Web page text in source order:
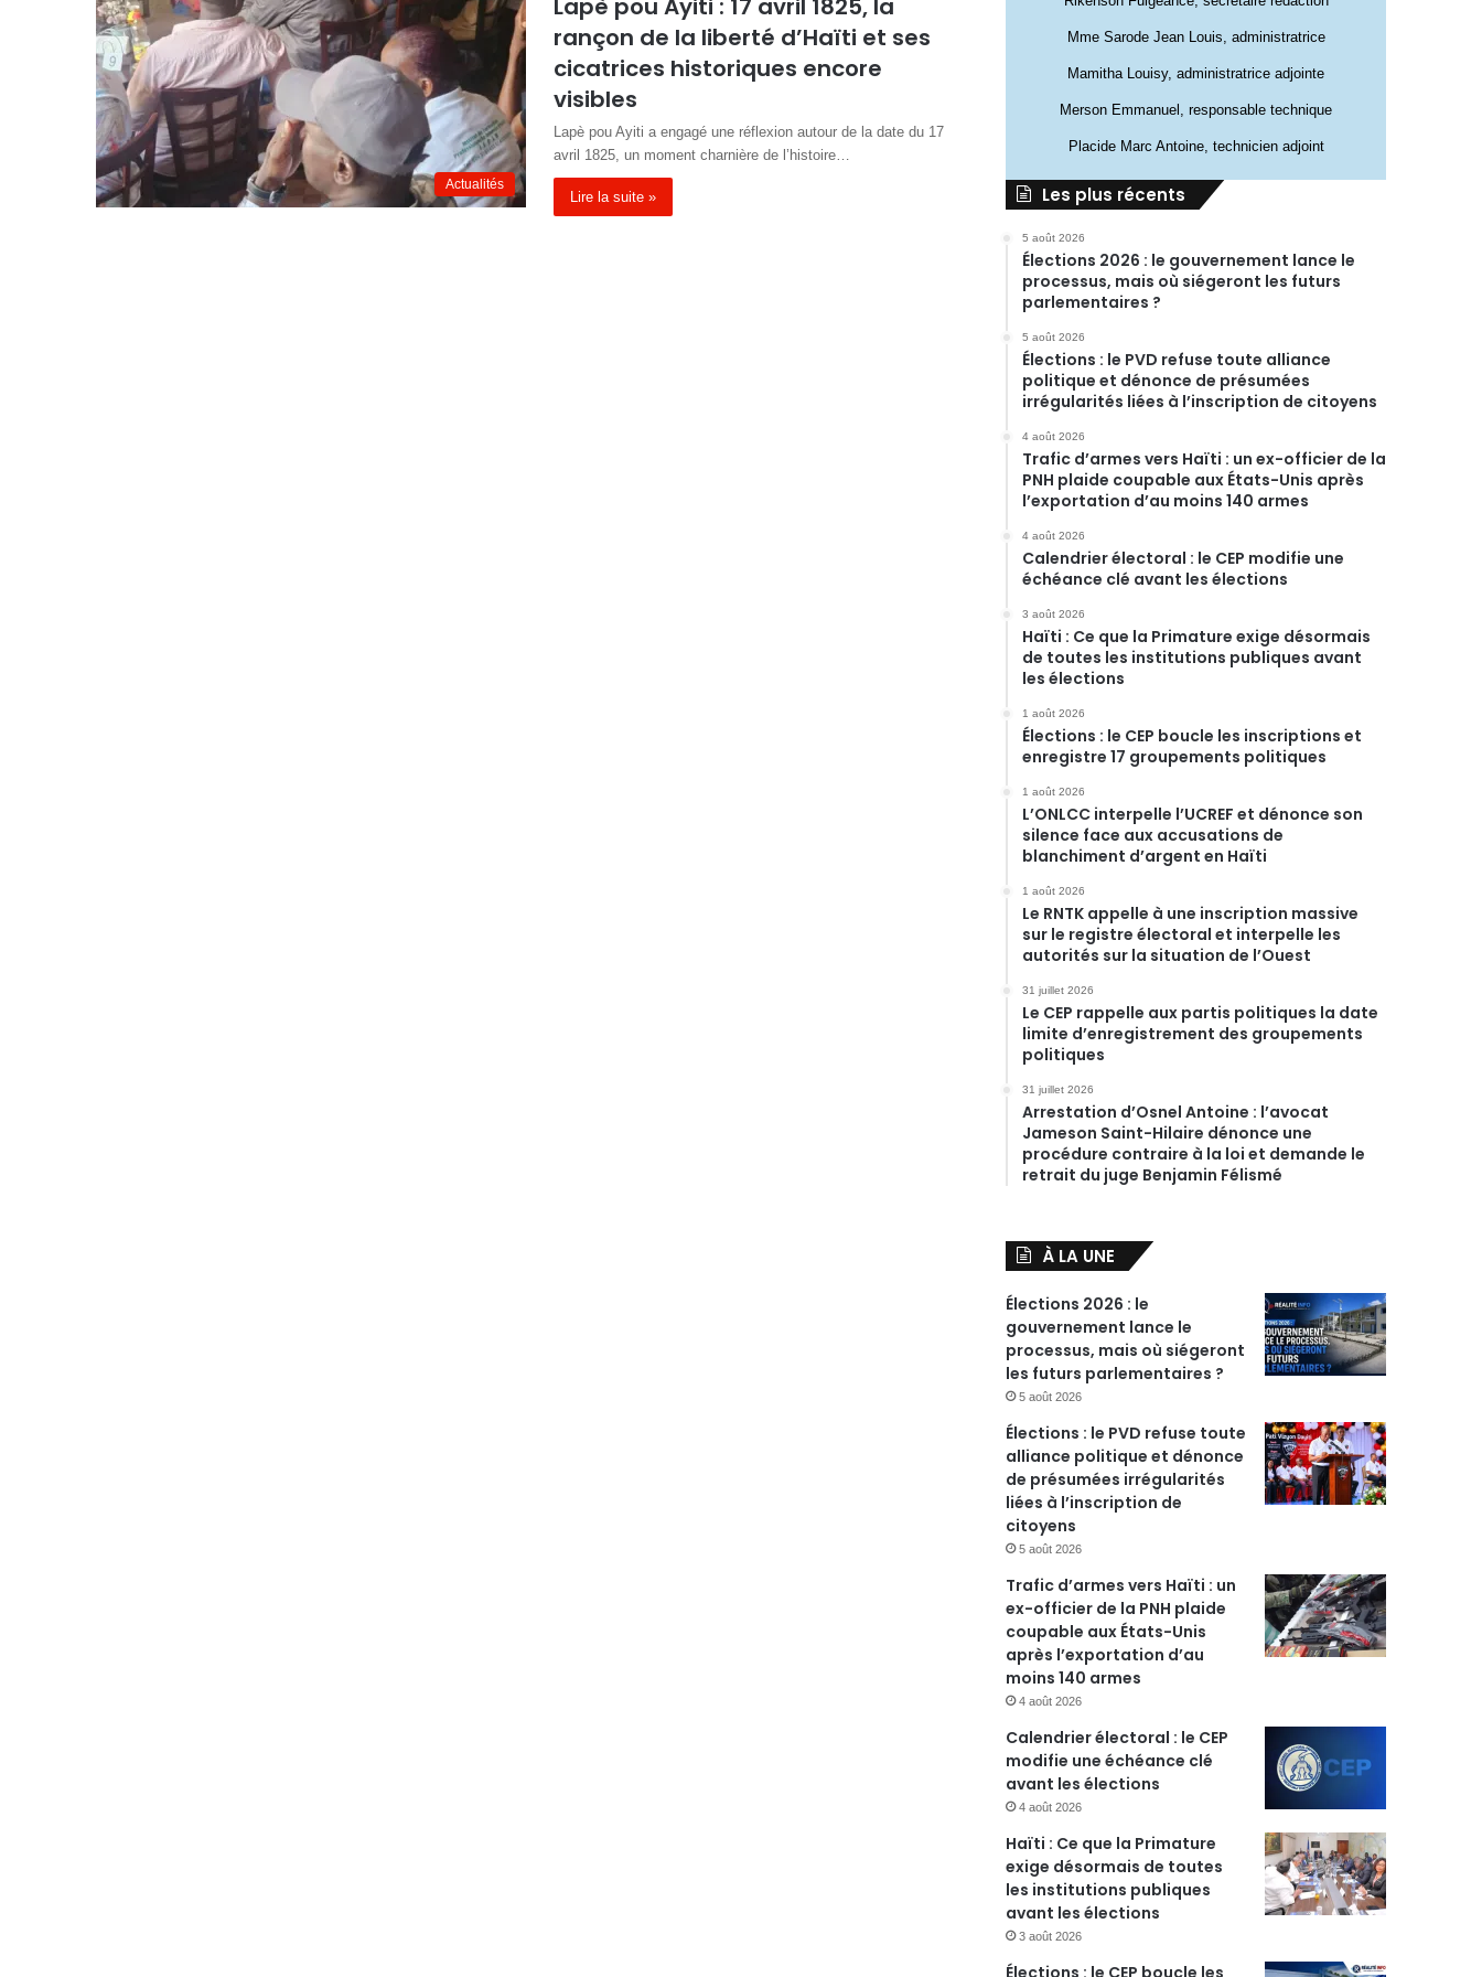
Actualités
Lapè pou Ayiti : 17 avril 1825, la
rançon de la liberté d’Haïti et ses
cicatrices historiques encore
visibles
Lapè pou Ayiti a engagé une réflexion autour de la date du 17
avril 1825, un moment charnière de l’histoire…
Lire la suite »
Mme Sarode Jean Louis, administratrice
Mamitha Louisy, administratrice adjointe
Merson Emmanuel, responsable technique
Placide Marc Antoine, technicien adjoint
Les plus récents
5 août 2026
Élections 2026 : le gouvernement lance le
processus, mais où siégeront les futurs
parlementaires ?
5 août 2026
Élections : le PVD refuse toute alliance
politique et dénonce de présumées
irrégularités liées à l’inscription de citoyens
4 août 2026
Trafic d’armes vers Haïti : un ex-officier de la
PNH plaide coupable aux États-Unis après
l’exportation d’au moins 140 armes
4 août 2026
Calendrier électoral : le CEP modifie une
échéance clé avant les élections
3 août 2026
Haïti : Ce que la Primature exige désormais
de toutes les institutions publiques avant
les élections
1 août 2026
Élections : le CEP boucle les inscriptions et
enregistre 17 groupements politiques
1 août 2026
L’ONLCC interpelle l’UCREF et dénonce son
silence face aux accusations de
blanchiment d’argent en Haïti
1 août 2026
Le RNTK appelle à une inscription massive
sur le registre électoral et interpelle les
autorités sur la situation de l’Ouest
31 juillet 2026
Le CEP rappelle aux partis politiques la date
limite d’enregistrement des groupements
politiques
31 juillet 2026
Arrestation d’Osnel Antoine : l’avocat
Jameson Saint-Hilaire dénonce une
procédure contraire à la loi et demande le
retrait du juge Benjamin Félismé
À LA UNE
Élections 2026 : le
gouvernement lance le
processus, mais où siégeront
les futurs parlementaires ?
5 août 2026
Élections : le PVD refuse toute
alliance politique et dénonce
de présumées irrégularités
liées à l’inscription de
citoyens
5 août 2026
Trafic d’armes vers Haïti : un
ex-officier de la PNH plaide
coupable aux États-Unis
après l’exportation d’au
moins 140 armes
4 août 2026
Calendrier électoral : le CEP
modifie une échéance clé
avant les élections
4 août 2026
Haïti : Ce que la Primature
exige désormais de toutes
les institutions publiques
avant les élections
3 août 2026
Élections : le CEP boucle les